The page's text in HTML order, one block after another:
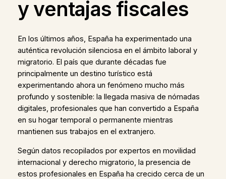
y ventajas fiscales
En los últimos años, España ha experimentado una
auténtica revolución silenciosa en el ámbito laboral y
migratorio. El país que durante décadas fue
principalmente un destino turístico está
experimentando ahora un fenómeno mucho más
profundo y sostenible: la llegada masiva de nómadas
digitales, profesionales que han convertido a España
en su hogar temporal o permanente mientras
mantienen sus trabajos en el extranjero.
Según datos recopilados por expertos en movilidad
internacional y derecho migratorio, la presencia de
estos profesionales en España ha crecido cerca de un